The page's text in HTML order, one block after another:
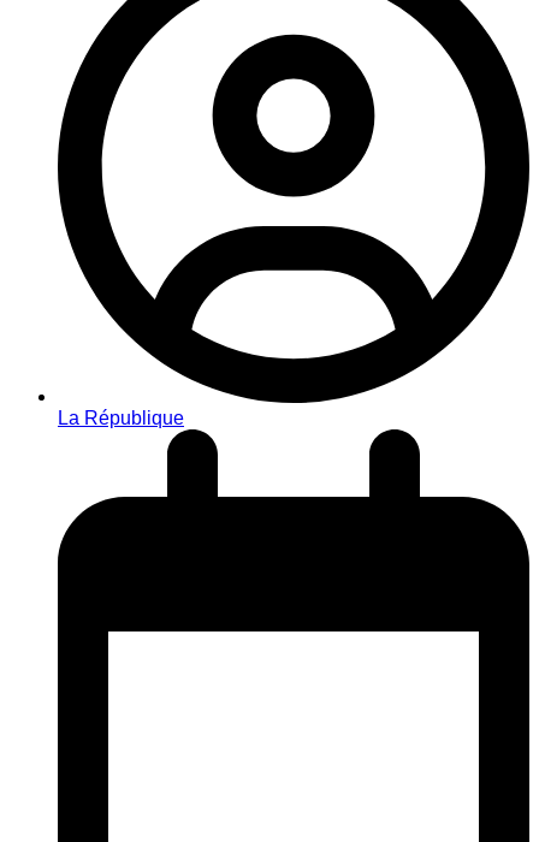
La République